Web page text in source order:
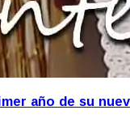
año de su